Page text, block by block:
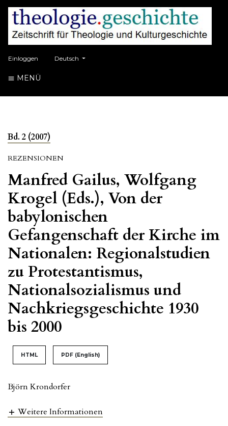
Einloggen ##plugins.themes.healthSciences.language.toggle##
Deutsch
MENÜ
Bd. 2 (2007)
REZENSIONEN
Manfred Gailus, Wolfgang
Krogel (Eds.), Von der
babylonischen
Gefangenschaft der Kirche im
Nationalen: Regionalstudien
zu Protestantismus,
Nationalsozialismus und
Nachkriegsgeschichte 1930
bis 2000
HTML PDF (English)
Björn Krondorfer
Weitere Informationen